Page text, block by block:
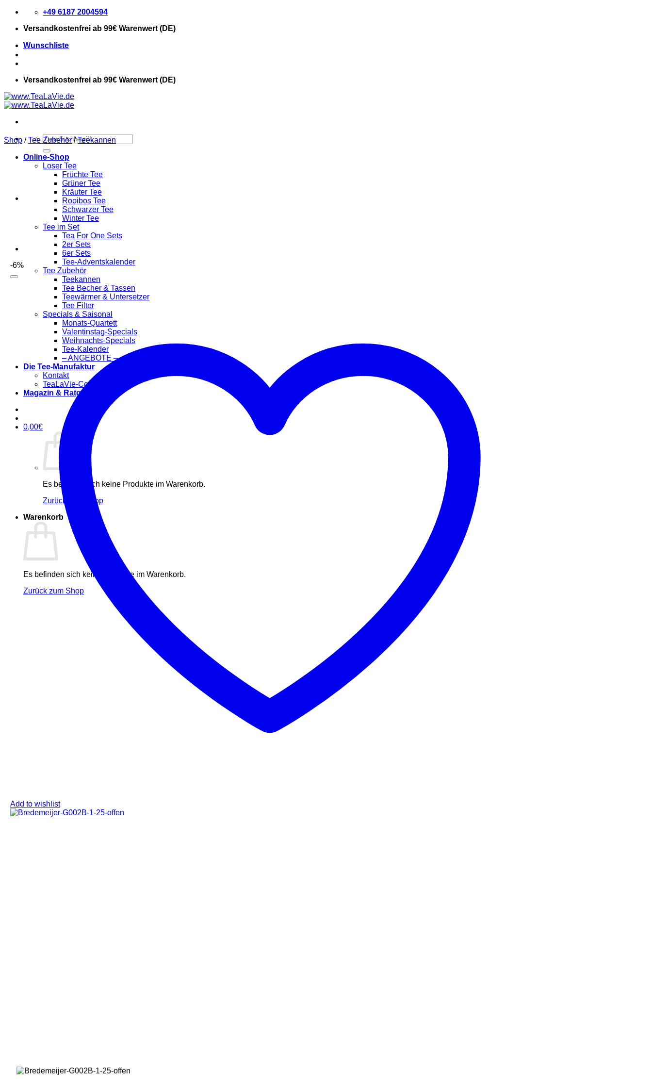
Zum
springen
+49 6187 2004594
Versandkostenfrei ab 99€ Warenwert (DE)
Wunschliste
Versandkostenfrei ab 99€ Warenwert (DE)
Suchen
nach:
Online-Shop
Loser Tee
Früchte Tee
Grüner Tee
Kräuter Tee
Rooibos Tee
Schwarzer Tee
Winter Tee
Tee im Set
Tea For One Sets
2er Sets
6er Sets
Tee-Adventskalender
Tee Zubehör
Teekannen
Tee Becher & Tassen
Teewärmer & Untersetzer
Tee Filter
Specials & Saisonal
Monats-Quartett
Valentinstag-Specials
Weihnachts-Specials
Tee-Kalender
– ANGEBOTE –
Die Tee-Manufaktur
Kontakt
TeaLaVie-Community
Magazin & Ratgeber
0,00€
Es befinden sich keine Produkte im Warenkorb.
Zurück zum Shop
Warenkorb
Es befinden sich keine Produkte im Warenkorb.
Zurück zum Shop
Shop / Tee Zubehör / Teekannen
-6%
Add to wishlist